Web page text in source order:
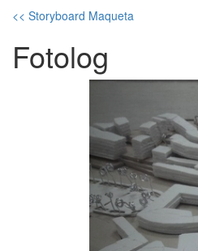
<< Storyboard Maqueta
Fotolog
Previous